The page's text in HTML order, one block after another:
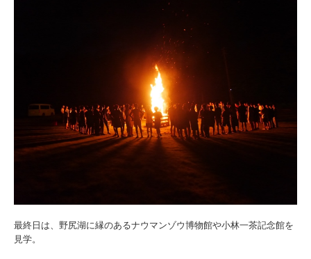
最終日は、野尻湖に縁のあるナウマンゾウ博物館や小林一茶記念館を
見学。